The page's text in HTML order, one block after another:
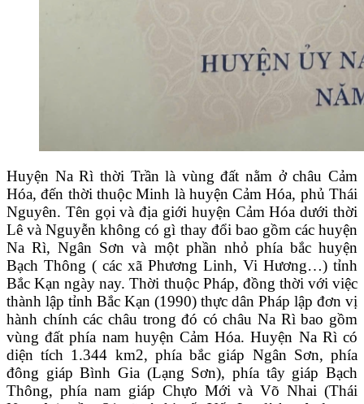
Huyện Na Rì thời Trần là vùng đất nằm ở châu Cảm
Hóa, đến thời thuộc Minh là huyện Cảm Hóa, phủ Thái
Nguyên. Tên gọi và địa giới huyện Cảm Hóa dưới thời
Lê và Nguyễn không có gì thay đổi bao gồm các huyện
Na Rì, Ngân Sơn và một phần nhỏ phía bắc huyện
Bạch Thông ( các xã Phương Linh, Vi Hương…) tỉnh
Bắc Kạn ngày nay. Thời thuộc Pháp, đồng thời với việc
thành lập tỉnh Bắc Kạn (1990) thực dân Pháp lập đơn vị
hành chính các châu trong đó có châu Na Rì bao gồm
vùng đất phía nam huyện Cảm Hóa. Huyện Na Rì có
diện tích 1.344 km2, phía bắc giáp Ngân Sơn, phía
đông giáp Bình Gia (Lạng Sơn), phía tây giáp Bạch
Thông, phía nam giáp Chựo Mới và Võ Nhai (Thái